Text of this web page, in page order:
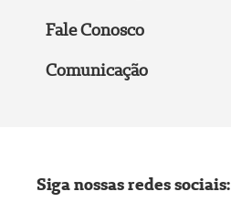
Fale Conosco
Comunicação
Siga nossas redes sociais: